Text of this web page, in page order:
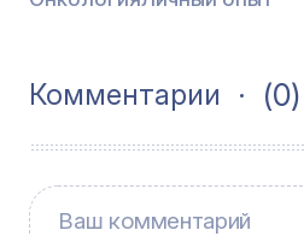
Комментарии (0)